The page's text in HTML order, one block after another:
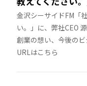
金沢シーサイドFM「
い。」に、弊社CEO
創業の想い、今後の
URLはこちら